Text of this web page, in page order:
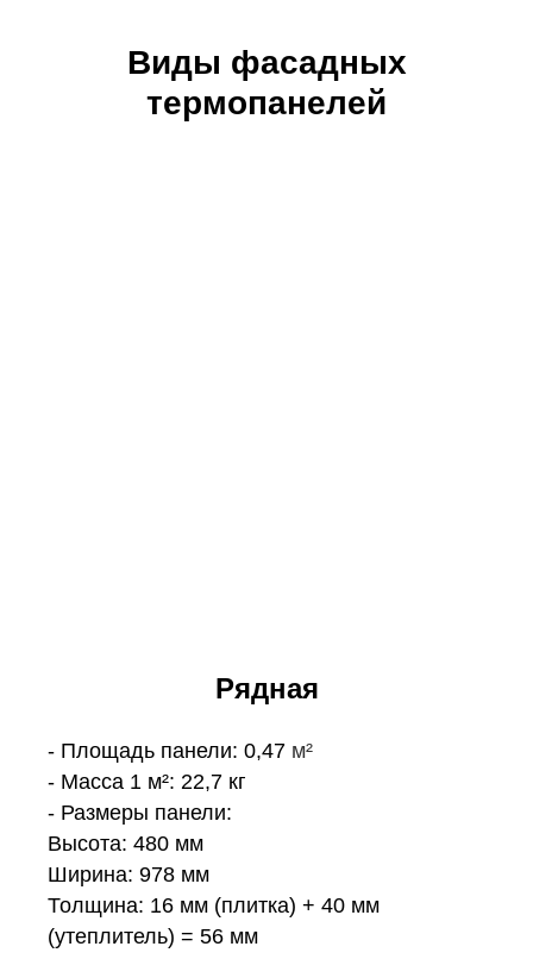
Виды фасадных
термопанелей
Рядная
- Площадь панели: 0,47 м²
- Масса 1 м²: 22,7 кг
- Размеры панели:
Высота: 480 мм
Ширина: 978 мм
Толщина: 16 мм (плитка) + 40 мм
(утеплитель) = 56 мм